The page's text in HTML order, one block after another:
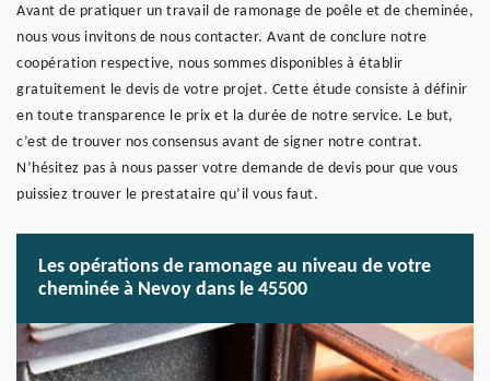
Avant de pratiquer un travail de ramonage de poêle et de cheminée,
nous vous invitons de nous contacter. Avant de conclure notre
coopération respective, nous sommes disponibles à établir
gratuitement le devis de votre projet. Cette étude consiste à définir
en toute transparence le prix et la durée de notre service. Le but,
c’est de trouver nos consensus avant de signer notre contrat.
N’hésitez pas à nous passer votre demande de devis pour que vous
puissiez trouver le prestataire qu’il vous faut.
Les opérations de ramonage au niveau de votre
cheminée à Nevoy dans le 45500